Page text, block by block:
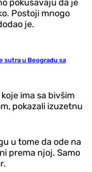
pokušavaju da je
Postoji mnogo
je.
sutra u Beogradu sa
ima sa bivšim
pokazali izuzetnu
u tome da ode na
prema njoj. Samo